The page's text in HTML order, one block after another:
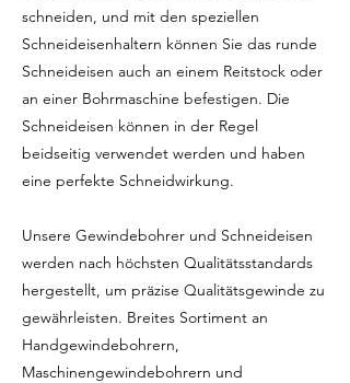
schneiden, und mit den speziellen
Schneideisenhaltern können Sie das runde
Schneideisen auch an einem Reitstock oder
an einer Bohrmaschine befestigen. Die
Schneideisen können in der Regel
beidseitig verwendet werden und haben
eine perfekte Schneidwirkung.
Unsere Gewindebohrer und Schneideisen
werden nach höchsten Qualitätsstandards
hergestellt, um präzise Qualitätsgewinde zu
gewährleisten. Breites Sortiment an
Handgewindebohrern,
Maschinengewindebohrern und